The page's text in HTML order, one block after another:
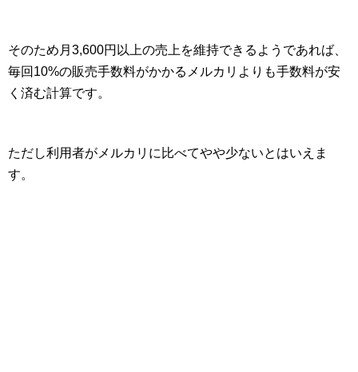
そのため月3,600円以上の売上を維持できるようであれば、
毎回10%の販売手数料がかかるメルカリよりも手数料が安
く済む計算です。
ただし利用者がメルカリに比べてやや少ないとはいえま
す。